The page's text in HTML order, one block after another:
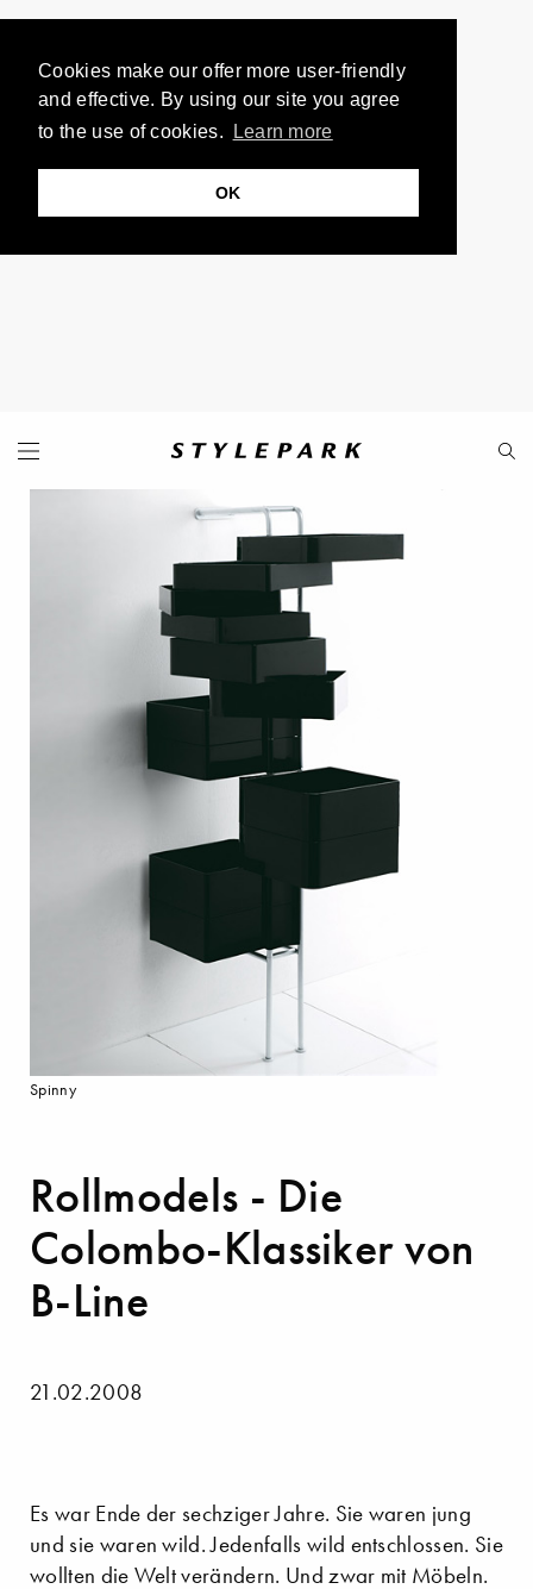
Cookies make our offer more user-friendly
and effective. By using our site you agree
to the use of cookies.
Learn more
OK
Rollmodels - Die
Colombo-Klassiker von
B-Line
21.02.2008
Es war Ende der sechziger Jahre. Sie waren jung
und sie waren wild. Jedenfalls wild entschlossen. Sie
wollten die Welt verändern. Und zwar mit Möbeln.
Spinny